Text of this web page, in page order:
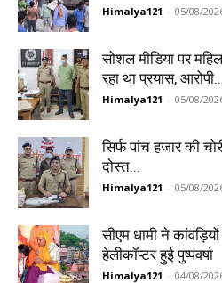
Himalya121 - 05/08/
सोशल मीडिया पर
रहा था प्रयास, आरोपी...
Himalya121 - 05/08/
सिर्फ पांच हजार की
दोस्त...
Himalya121 - 05/08/
सीएम धामी ने
हेलीकॉप्टर हुई पुष्पवर्षा
Himalya121 - 04/08/